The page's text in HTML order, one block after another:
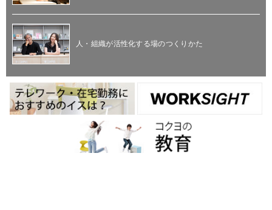
人・組織が活性化する場のつくりかた